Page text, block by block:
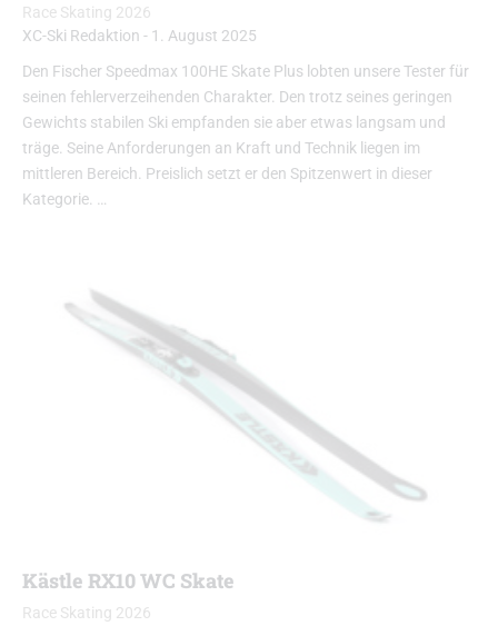
Race Skating 2026
XC-Ski Redaktion - 1. August 2025
Den Fischer Speedmax 100HE Skate Plus lobten unsere Tester für
seinen fehlerverzeihenden Charakter. Den trotz seines geringen
Gewichts stabilen Ski empfanden sie aber etwas langsam und
träge. Seine Anforderungen an Kraft und Technik liegen im
mittleren Bereich. Preislich setzt er den Spitzenwert in dieser
Kategorie. …
Kästle RX10 WC Skate
Race Skating 2026